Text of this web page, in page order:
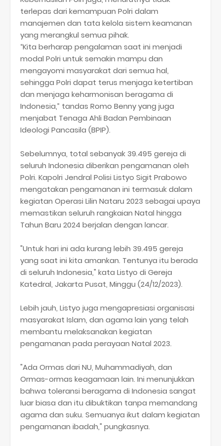
terlepas dari kemampuan Polri dalam
manajemen dan tata kelola sistem keamanan
yang merangkul semua pihak.
“Kita berharap pengalaman saat ini menjadi
modal Polri untuk semakin mampu dan
mengayomi masyarakat dari semua hal,
sehingga Polri dapat terus menjaga ketertiban
dan menjaga keharmonisan beragama di
Indonesia,” tandas Romo Benny yang juga
menjabat Tenaga Ahli Badan Pembinaan
Ideologi Pancasila (BPIP).
Sebelumnya, total sebanyak 39.495 gereja di
seluruh Indonesia diberikan pengamanan oleh
Polri. Kapolri Jendral Polisi Listyo Sigit Prabowo
mengatakan pengamanan ini termasuk dalam
kegiatan Operasi Lilin Nataru 2023 sebagai upaya
memastikan seluruh rangkaian Natal hingga
Tahun Baru 2024 berjalan dengan lancar.
"Untuk hari ini ada kurang lebih 39.495 gereja
yang saat ini kita amankan. Tentunya itu berada
di seluruh Indonesia," kata Listyo di Gereja
Katedral, Jakarta Pusat, Minggu (24/12/2023).
Lebih jauh, Listyo juga mengapresiasi organisasi
masyarakat Islam, dan agama lain yang telah
membantu melaksanakan kegiatan
pengamanan pada perayaan Natal 2023.
"Ada Ormas dari NU, Muhammadiyah, dan
Ormas-ormas keagamaan lain. Ini menunjukkan
bahwa toleransi beragama di Indonesia sangat
luar biasa dan itu dibuktikan tanpa memandang
agama dan suku. Semuanya ikut dalam kegiatan
pengamanan ibadah," pungkasnya.